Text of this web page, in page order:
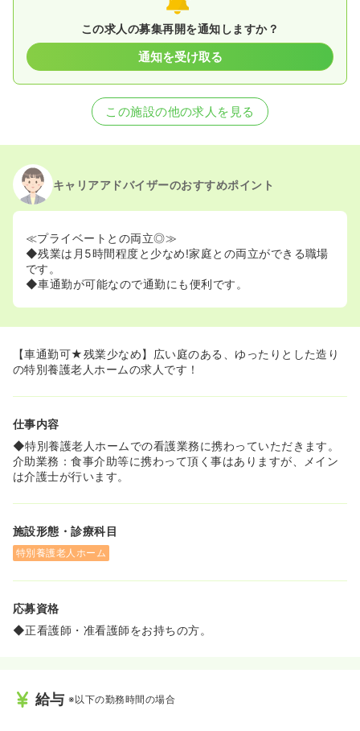
この求人の募集再開を通知しますか？
通知を受け取る
この施設の他の求人を見る
キャリアアドバイザーのおすすめポイント
≪プライベートとの両立◎≫
◆残業は月5時間程度と少なめ!家庭との両立ができる職場
です。
◆車通勤が可能なので通勤にも便利です。
【車通勤可★残業少なめ】広い庭のある、ゆったりとした造り
の特別養護老人ホームの求人です！
仕事内容
◆特別養護老人ホームでの看護業務に携わっていただきます。
介助業務：食事介助等に携わって頂く事はありますが、メイン
は介護士が行います。
施設形態・診療科目
特別養護老人ホーム
応募資格
◆正看護師・准看護師をお持ちの方。
給与 ※以下の勤務時間の場合